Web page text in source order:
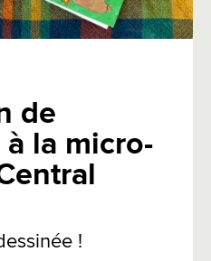
de
la micro-
!